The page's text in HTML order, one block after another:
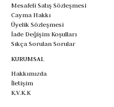
Mesafeli Satış Sözleşmesi
Cayma Hakkı
Üyelik Sözleşmesi
İade Değişim Koşulları
Sıkça Sorulan Sorular
KURUMSAL
Hakkımızda
İletişim
K.V.K.K